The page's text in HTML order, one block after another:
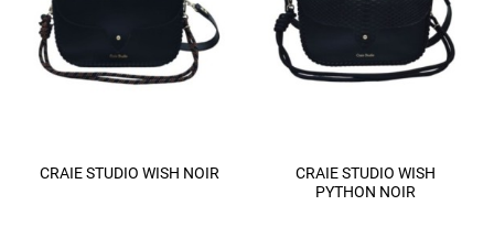
CRAIE STUDIO WISH NOIR
CRAIE STUDIO WISH
PYTHON NOIR